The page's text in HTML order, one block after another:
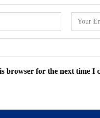
browser for the next time I